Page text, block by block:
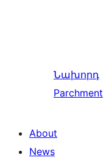
Նախորդ
Parchment
About
News